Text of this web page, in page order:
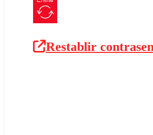
Restablir